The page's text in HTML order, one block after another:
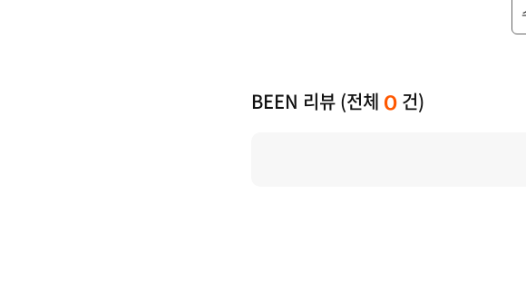
BEEN 리뷰 (전체 0 건)